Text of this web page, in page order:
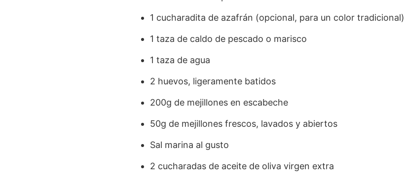
1 cucharadita de azafrán (opcional, para un color tradicional)
1 taza de caldo de pescado o marisco
1 taza de agua
2 huevos, ligeramente batidos
200g de mejillones en escabeche
50g de mejillones frescos, lavados y abiertos
Sal marina al gusto
2 cucharadas de aceite de oliva virgen extra